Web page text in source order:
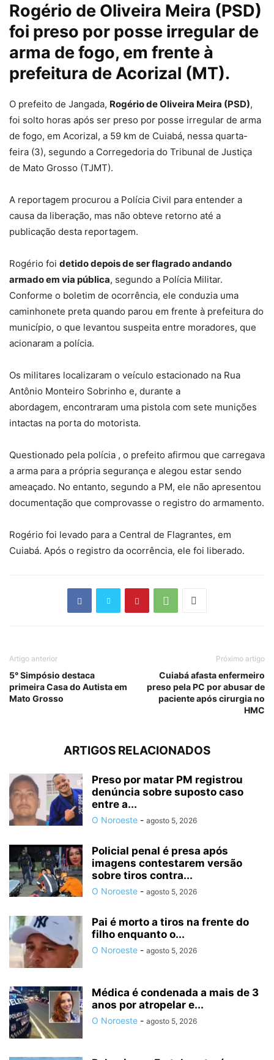
Rogério de Oliveira Meira (PSD)
foi preso por posse irregular de
arma de fogo, em frente à
prefeitura de Acorizal (MT).
O prefeito de Jangada, Rogério de Oliveira Meira (PSD),
foi solto horas após ser preso por posse irregular de arma
de fogo, em Acorizal, a 59 km de Cuiabá, nessa quarta-
feira (3), segundo a Corregedoria do Tribunal de Justiça
de Mato Grosso (TJMT).
A reportagem procurou a Polícia Civil para entender a
causa da liberação, mas não obteve retorno até a
publicação desta reportagem.
Rogério foi detido depois de ser flagrado andando
armado em via pública, segundo a Polícia Militar.
Conforme o boletim de ocorrência, ele conduzia uma
caminhonete preta quando parou em frente à prefeitura do
município, o que levantou suspeita entre moradores, que
acionaram a polícia.
Os militares localizaram o veículo estacionado na Rua
Antônio Monteiro Sobrinho e, durante a
abordagem, encontraram uma pistola com sete munições
intactas na porta do motorista.
Questionado pela polícia , o prefeito afirmou que carregava
a arma para a própria segurança e alegou estar sendo
ameaçado. No entanto, segundo a PM, ele não apresentou
documentação que comprovasse o registro do armamento.
Rogério foi levado para a Central de Flagrantes, em
Cuiabá. Após o registro da ocorrência, ele foi liberado.
Artigo anterior
5° Simpósio destaca
primeira Casa do Autista em
Mato Grosso
Próximo artigo
Cuiabá afasta enfermeiro
preso pela PC por abusar de
paciente após cirurgia no
HMC
ARTIGOS RELACIONADOS
Preso por matar PM registrou
denúncia sobre suposto caso
entre a...
O Noroeste - agosto 5, 2026
Policial penal é presa após
imagens contestarem versão
sobre tiros contra...
O Noroeste - agosto 5, 2026
Pai é morto a tiros na frente do
filho enquanto o...
O Noroeste - agosto 5, 2026
Médica é condenada a mais de 3
anos por atropelar e...
O Noroeste - agosto 5, 2026